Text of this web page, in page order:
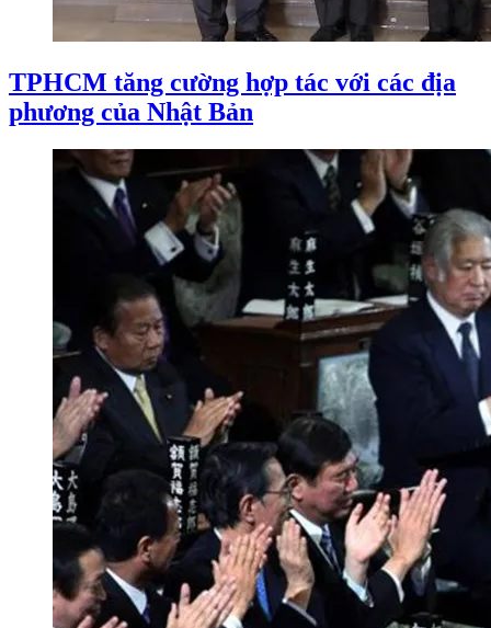
TPHCM tăng cường hợp tác với các địa
phương của Nhật Bản